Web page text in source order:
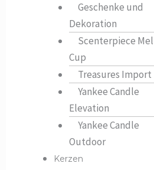
Geschenke und
Dekoration
Scenterpiece
Cup
Treasures Import
Yankee Candle
Elevation
Yankee Candle
Outdoor
Kerzen